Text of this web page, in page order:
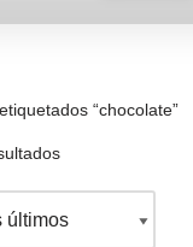
“chocolate”